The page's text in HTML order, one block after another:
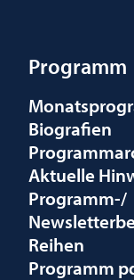
Programm
Biografien
Aktuelle
Programm-/
Reihen
Programm